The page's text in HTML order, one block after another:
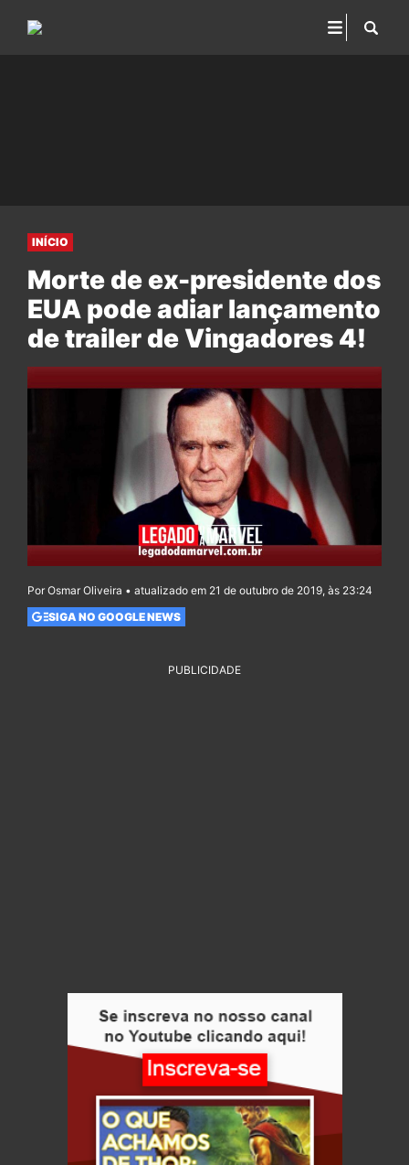
INÍCIO
Morte de ex-presidente dos
EUA pode adiar lançamento
de trailer de Vingadores 4!
Por Osmar Oliveira • atualizado em 21 de outubro de 2019, às 23:24
SIGA NO GOOGLE NEWS
PUBLICIDADE